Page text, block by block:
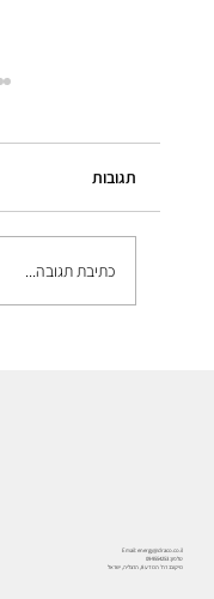
תגובות
כתיבת תגובה...
Email:energy@draco.co.il
טלפון:09-9554253
מיקום: רח' המדע 8, הרצליה, ישראל